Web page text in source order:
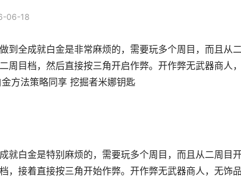
06-18
到全成就白金是非常麻烦的，需要玩多个周目，而且从
周目档，然后直接按三角开启作弊。开作弊无武器商人
方法策略同享 挖掘者米娜钥匙
就白金是特别麻烦的，需要玩多个周目，而且从二周目
，接着直接按三角开始作弊。开作弊无武器商人，无饰